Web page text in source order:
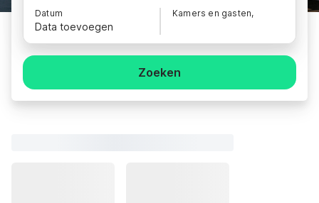
Datum
Data toevoegen
Kamers en gasten,
Zoeken